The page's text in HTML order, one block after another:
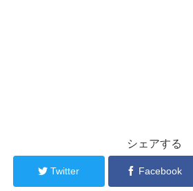
シェアする
Twitter Facebook